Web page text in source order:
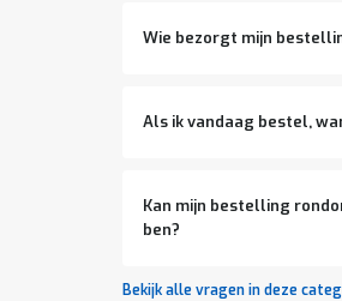
Wie bezorgt mijn
Als ik vandaag bestel,
Kan mijn bestelling
ben?
Bekijk alle vragen in deze